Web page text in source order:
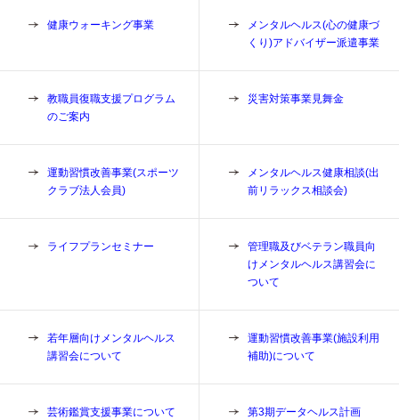
健康ウォーキング事業
メンタルヘルス(心の健康づ
くり)アドバイザー派遣事業
教職員復職支援プログラム
のご案内
災害対策事業見舞金
運動習慣改善事業(スポーツ
クラブ法人会員)
メンタルヘルス健康相談(出
前リラックス相談会)
ライフプランセミナー
管理職及びベテラン職員向
けメンタルヘルス講習会に
ついて
若年層向けメンタルヘルス
講習会について
運動習慣改善事業(施設利用
補助)について
芸術鑑賞支援事業について 第3期データヘルス計画